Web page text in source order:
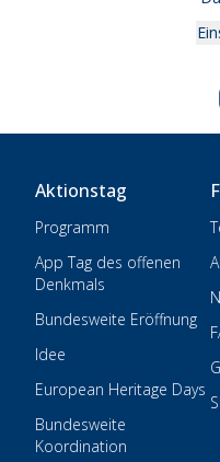
Aktionstag
Programm
App Tag des offenen
Denkmals
Bundesweite Eröffnung
Idee
European Heritage Days
Bundesweite
Koordination